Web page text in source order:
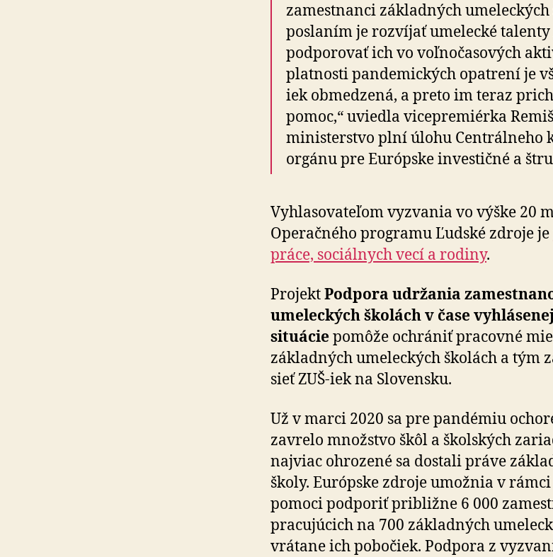
zamestnanci základných
poslaním je rozvíjať umelecké talenty
podporovať ich vo voľnočasových
platnosti pandemických opatrení je
iek obmedzená, a preto im teraz
pomoc,“ uviedla vicepremiérka
ministerstvo plní úlohu Centrálneho
orgánu pre Európske investičné a
Vyhlasovateľom vyzvania vo výške 20
Operačného programu Ľudské zdroje je
práce, sociálnych vecí a rodiny.
ProjektPodpora udržania
umeleckých školách v čase
situáciepomôže ochrániť pracovné
základných umeleckých školách a tým
sieť ZUŠ-iek na Slovensku.
Už v marci 2020 sa pre pandémiu
zavrelo množstvo škôl a školských
najviac ohrozené sa dostali práve
školy. Európske zdroje umožnia v
pomoci podporiť približne 6 000
pracujúcich na 700 základných
vrátane ich pobočiek. Podpora z